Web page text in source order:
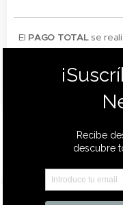
El PAGO TOTALse
Todos los derechos
SINCE -